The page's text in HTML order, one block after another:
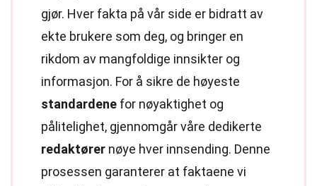
gjør. Hver fakta på vår side er bidratt av
ekte brukere som deg, og bringer en
rikdom av mangfoldige innsikter og
informasjon. For å sikre de høyeste
standardene for nøyaktighet og
pålitelighet, gjennomgår våre dedikerte
redaktører nøye hver innsending. Denne
prosessen garanterer at faktaene vi